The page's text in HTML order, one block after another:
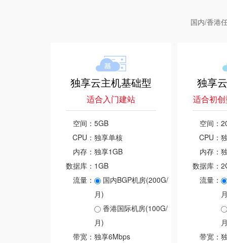
国内/香港
独享云主机基础型
适合入门建站
空间： 5GB
CPU： 独享单核
内存： 独享1GB
数据库： 1GB
流量：
国内BGP机房(200G/
月)
香港国际机房(100G/
月)
带宽： 独享6Mbps
独享
适合初
空间：
CPU：
内存：
数据库：
流量：
带宽：